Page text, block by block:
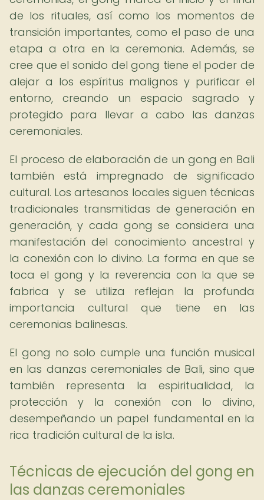
de los rituales, así como los momentos de
transición importantes, como el paso de una
etapa a otra en la ceremonia. Además, se
cree que el sonido del gong tiene el poder de
alejar a los espíritus malignos y purificar el
entorno, creando un espacio sagrado y
protegido para llevar a cabo las danzas
ceremoniales.
El proceso de elaboración de un gong en Bali
también está impregnado de significado
cultural. Los artesanos locales siguen técnicas
tradicionales transmitidas de generación en
generación, y cada gong se considera una
manifestación del conocimiento ancestral y
la conexión con lo divino. La forma en que se
toca el gong y la reverencia con la que se
fabrica y se utiliza reflejan la profunda
importancia cultural que tiene en las
ceremonias balinesas.
El gong no solo cumple una función musical
en las danzas ceremoniales de Bali, sino que
también representa la espiritualidad, la
protección y la conexión con lo divino,
desempeñando un papel fundamental en la
rica tradición cultural de la isla.
Técnicas de ejecución del gong en
las danzas ceremoniales